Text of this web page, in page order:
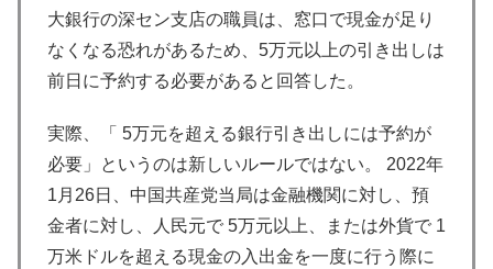
大銀行の深セン支店の職員は、窓口で現金が足り
なくなる恐れがあるため、5万元以上の引き出しは
前日に予約する必要があると回答した。
実際、「 5万元を超える銀行引き出しには予約が
必要」というのは新しいルールではない。 2022年
1月26日、中国共産党当局は金融機関に対し、預
金者に対し、人民元で 5万元以上、または外貨で 1
万米ドルを超える現金の入出金を一度に行う際に